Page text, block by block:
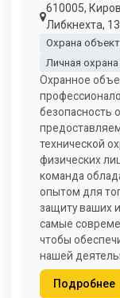
610005,
Либкнехта,
Охрана
Личная охрана
Охранное
безопасность
технической
физических
команда
опытом для
защиту ваших
самые
чтобы
нашей
Подробнее